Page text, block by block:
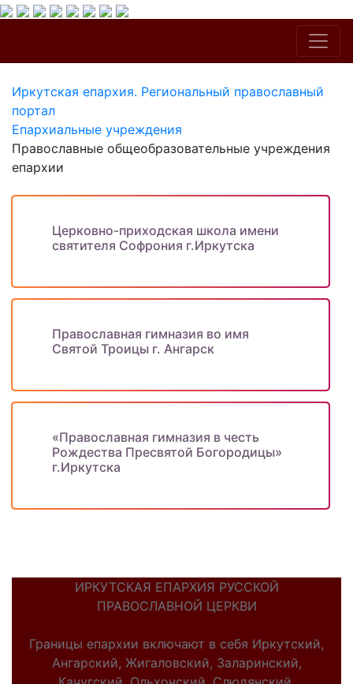
Иркутская епархия. Региональный православный
портал
Епархиальные учреждения
Православные общеобразовательные учреждения
епархии
Церковно-приходская школа имени
святителя Софрония г.Иркутска
Православная гимназия во имя
Святой Троицы г. Ангарск
«Православная гимназия в честь
Рождества Пресвятой Богородицы»
г.Иркутска
ИРКУТСКАЯ ЕПАРХИЯ РУССКОЙ
ПРАВОСЛАВНОЙ ЦЕРКВИ
Границы епархии включают в себя Иркутский,
Ангарский, Жигаловский, Заларинский,